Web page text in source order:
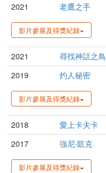
2021 老鷹之手
影片參展及得獎紀錄
2021
尋找神話之鳥
2019
灼人秘密
影片參展及得獎紀錄
2018
愛上卡夫卡
2017
強尼‧凱克
影片參展及得獎紀錄